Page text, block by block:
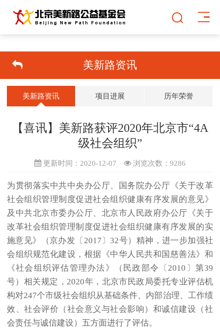
美新路资讯
美新路资讯 项目进展 历年荣誉
【喜讯】美新路获评2020年北京市“4A
级社会组织”
更新时间：2020-12-07 浏览次数： 9286
为贯彻落实中共中央办公厅、国务院办公厅《关于改革
社会组织管理制度促进社会组织健康有序发展的意见》
及中共北京市委办公厅、北京市人民政府办公厅《关于
改革社会组织管理制度促进社会组织健康有序发展的实
施意见》（京办发〔2017〕32号）精神，进一步加强社
会组织规范化建设，根据《中华人民共和国慈善法》和
《社会组织评估管理办法》（民政部令〔2010〕第39
号）相关规定，2020年，北京市民政局委托专业评估机
构对247个市级社会组织从基础条件、内部治理、工作绩
效、社会评价（社会意义与社会影响）和诚信建设（社
会责任与诚信建设）五方面进行了评估。